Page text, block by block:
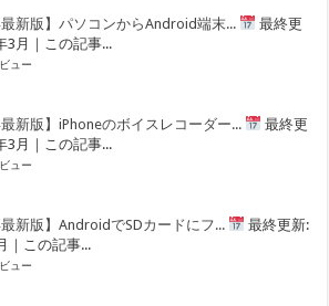
最新版】パソコンからAndroid端末...
最終更
3月｜この記事...
ュー
最新版】iPhoneのボイスレコーダー...
最終更
3月｜この記事...
ュー
最新版】AndroidでSDカードにフ...
最終更新:
｜この記事...
ュー